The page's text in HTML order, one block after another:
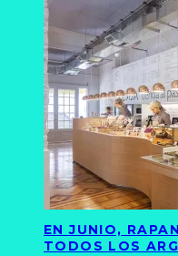
EN JUNIO,
TODOS LOS